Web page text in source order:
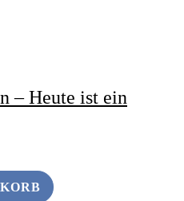
– Heute ist ein